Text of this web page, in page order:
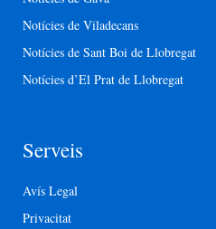
Notícies de Viladecans
Notícies de Sant Boi de Llobregat
Notícies d’El Prat de Llobregat
Serveis
Avís Legal
Privacitat